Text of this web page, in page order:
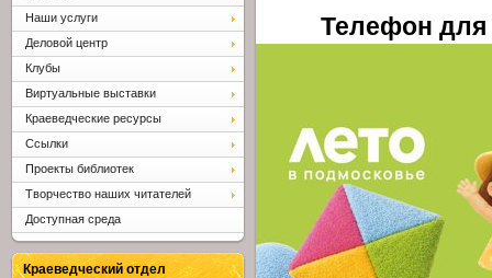
Телефон для
Наши услуги
Деловой центр
Клубы
Виртуальные выставки
Краеведческие ресурсы
Ссылки
Проекты библиотек
Творчество наших читателей
Доступная среда
Краеведческий отдел